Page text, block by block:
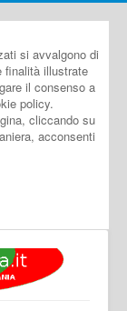
si avvalgono di
finalità illustrate
il consenso a
policy.
cliccando su
acconsenti